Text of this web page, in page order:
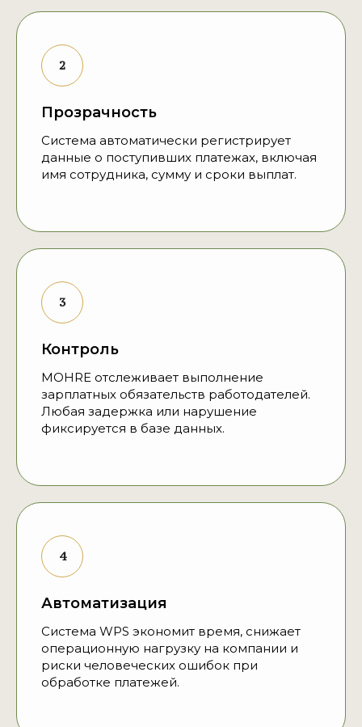
Прозрачность
Система автоматически регистрирует
данные о поступивших платежах, включая
имя сотрудника, сумму и сроки выплат.
Контроль
MOHRE отслеживает выполнение
зарплатных обязательств работодателей.
Любая задержка или нарушение
фиксируется в базе данных.
Автоматизация
Система WPS экономит время, снижает
операционную нагрузку на компании и
риски человеческих ошибок при
обработке платежей.